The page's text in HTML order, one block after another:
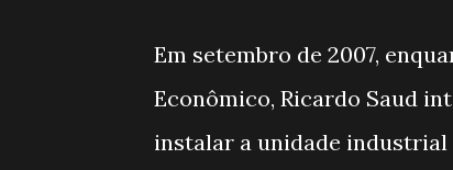
Em setembro de 2007,
Econômico, Ricardo Saud
instalar a unidade industrial